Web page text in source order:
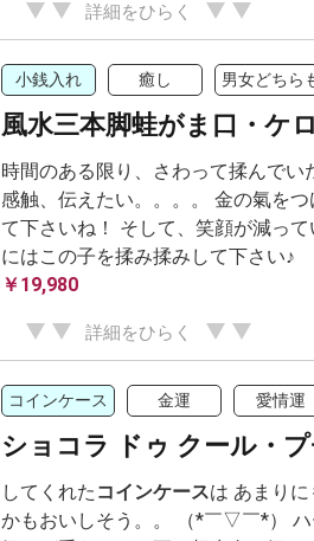
詳細をひらく
小銭入れ 癒し 男女どちら
風水三本脚蛙がま口・ケ
時間のある限り、さわって揉んでい
感触、伝えたい。。。。 金の氣を
て下さいね！ そして、笑顔が減っ
にはこの子を揉み揉みして下さい♪
￥19,980
詳細をひらく
コインケース 金運 愛情運
ショコラ ドゥ クール・
してくれた コインケースは あまり
かもおいしそう。。 （*￣▽￣*）